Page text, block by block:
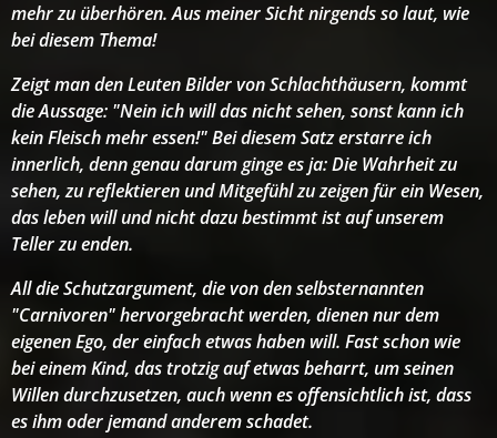
mehr zu überhören. Aus meiner Sicht nirgends so laut, wie
bei diesem Thema!
Zeigt man den Leuten Bilder von Schlachthäusern, kommt
die Aussage: "Nein ich will das nicht sehen, sonst kann ich
kein Fleisch mehr essen!" Bei diesem Satz erstarre ich
innerlich, denn genau darum ginge es ja: Die Wahrheit zu
sehen, zu reflektieren und Mitgefühl zu zeigen für ein Wesen,
das leben will und nicht dazu bestimmt ist auf unserem
Teller zu enden.
All die Schutzargument, die von den selbsternannten
"Carnivoren" hervorgebracht werden, dienen nur dem
eigenen Ego, der einfach etwas haben will. Fast schon wie
bei einem Kind, das trotzig auf etwas beharrt, um seinen
Willen durchzusetzen, auch wenn es offensichtlich ist, dass
es ihm oder jemand anderem schadet.